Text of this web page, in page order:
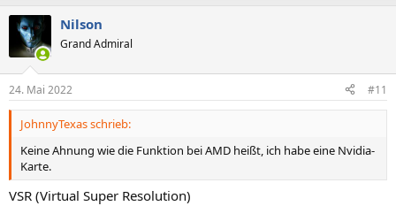
Nilson
Grand Admiral
24. Mai 2022 #11
JohnnyTexas schrieb:
Keine Ahnung wie die Funktion bei AMD heißt, ich habe eine Nvidia-
Karte.
VSR (Virtual Super Resolution)